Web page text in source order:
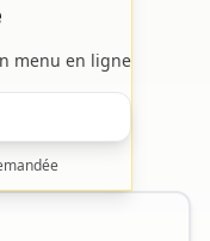
menu en ligne